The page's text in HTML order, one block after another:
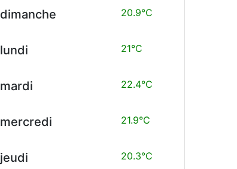
dimanche 20.9°C
lundi 21°C
mardi 22.4°C
mercredi 21.9°C
jeudi 20.3°C